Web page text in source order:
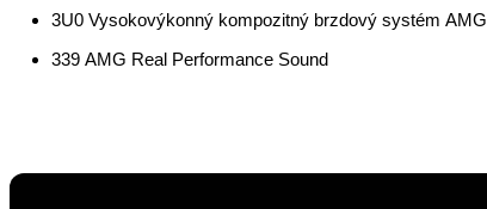
3U0 Vysokovýkonný kompozitný brzdový systém AMG
339 AMG Real Performance Sound